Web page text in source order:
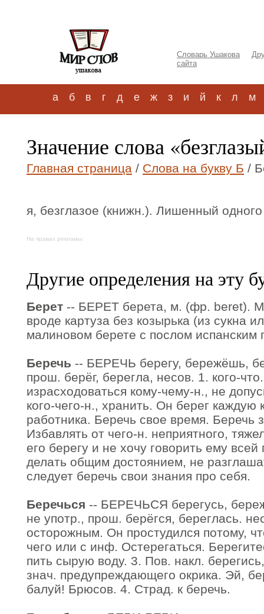
Словарь Ушакова
сайта
а б в г д е ж з и й к л м
Значение слова
Главная страница / Слова на букву Б /
я, безглазое (книжн.). Лишенный
На правах рекламы:
Другие определения на эту
Берет -- БЕРЕТ берета, м. (фр. beret).
вроде картуза без козырька (из сукна
малиновом берете с послом испанским
Беречь -- БЕРЕЧЬ берегу, бережёшь,
прош. берёг, берегла, несов. 1. кого-
израсходоваться кому-чему-н., не
кого-чего-н., хранить. Он берег каждую
работника. Беречь свое время. Беречь
Избавлять от чего-н. неприятного,
его берегу и не хочу говорить ему
делать общим достоянием, не
следует беречь свои знания про себя.
Беречься -- БЕРЕЧЬСЯ берегусь,
не употр., прош. берёгся, береглась.
осторожным. Он простудился потому,
чего или с инф. Остерегаться.
пить сырую воду. 3. Пов. накл.
знач. предупреждающего окрика. Эй,
балуй! Брюсов. 4. Страд. к беречь.